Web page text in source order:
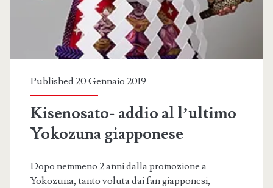
Published 20 Gennaio 2019
Kisenosato- addio al l’ultimo
Yokozuna giapponese
Dopo nemmeno 2 anni dalla promozione a
Yokozuna, tanto voluta dai fan giapponesi,